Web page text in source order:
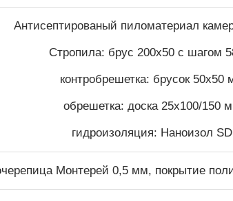
Антисептированый пиломатериал
Стропила: брус 200х50 с шагом
контробрешетка: брусок 50х50
обрешетка: доска 25х100/150
гидроизоляция: Наноизол
Монтерей 0,5 мм, покрытие